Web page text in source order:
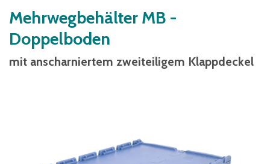
Mehrwegbehälter MB -
Doppelboden
mit anscharniertem zweiteiligem Klappdeckel